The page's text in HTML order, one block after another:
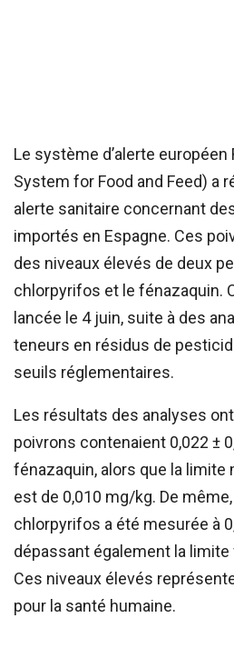
Le système d’alerte européen
System for Food and Feed) a
alerte sanitaire concernant
importés en Espagne. Ces
des niveaux élevés de deux
chlorpyrifos et le fénazaquin.
lancée le 4 juin, suite à des
teneurs en résidus de
seuils réglementaires.
Les résultats des analyses
poivrons contenaient 0,022 ±
fénazaquin, alors que la limite
est de 0,010 mg/kg. De
chlorpyrifos a été mesurée à
dépassant également la limite
Ces niveaux élevés
pour la santé humaine.